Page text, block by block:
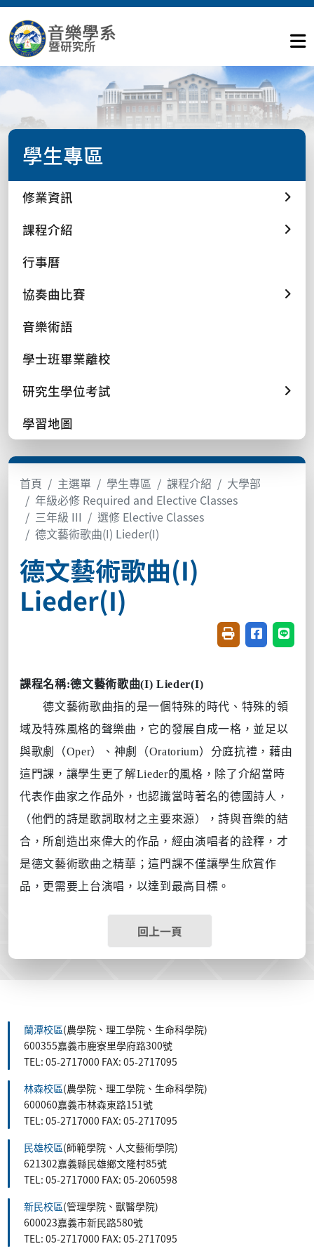
學生專區
修業資訊
課程介紹
行事曆
協奏曲比賽
音樂術語
學士班畢業離校
研究生學位考試
學習地圖
首頁 主選單 學生專區 課程介紹
大學部
年級必修 Required and Elective Classes
三年級 III
選修 Elective Classes
德文藝術歌曲(I) Lieder(I)
德文藝術歌曲(I)
Lieder(I)
友善列印(開新視
分享至臉書
分享
課程名稱:德文藝術歌曲(I) Lieder(I)
德文藝術歌曲指的是一個特殊的時代、特殊的領
域及特殊風格的聲樂曲，它的發展自成一格，並足以
與歌劇（Oper）、神劇（Oratorium）分庭抗禮，藉由
這門課，讓學生更了解Lieder的風格，除了介紹當時
代表作曲家之作品外，也認識當時著名的德國詩人，
（他們的詩是歌詞取材之主要來源），詩與音樂的結
合，所創造出來偉大的作品，經由演唱者的詮釋，才
是德文藝術歌曲之精華；這門課不僅讓學生欣賞作
品，更需要上台演唱，以達到最高目標。
回上一頁
蘭潭校區(農學院、理工學院、生命科學院)
600355嘉義市鹿寮里學府路300號
TEL: 05-2717000 FAX: 05-2717095
林森校區(農學院、理工學院、生命科學院)
600060嘉義市林森東路151號
TEL: 05-2717000 FAX: 05-2717095
民雄校區(師範學院、人文藝術學院)
621302嘉義縣民雄鄉文隆村85號
TEL: 05-2717000 FAX: 05-2060598
新民校區(管理學院、獸醫學院)
600023嘉義市新民路580號
TEL: 05-2717000 FAX: 05-2717095